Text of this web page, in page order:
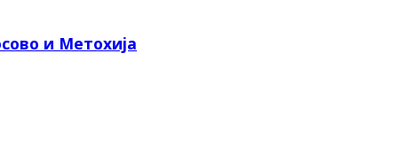
и Метохија